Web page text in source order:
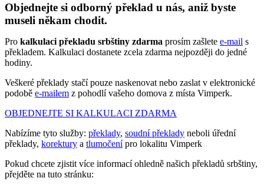
Objednejte si odborný překlad u nás, aniž byste
museli někam chodit.
Pro kalkulaci překladu srbštiny zdarma prosím zašlete e-mail s
překladem. Kalkulaci dostanete zcela zdarma nejpozději do jedné
hodiny.
Veškeré překlady stačí pouze naskenovat nebo zaslat v elektronické
podobě e-mailem z pohodlí vašeho domova z místa Vimperk.
OBJEDNEJTE SI KALKULACI ZDARMA
Nabízíme tyto služby: překlady, soudní překlady neboli úřední
překlady, korektury a tlumočenípro lokalitu Vimperk
Pokud chcete zjistit více informací ohledně našich překladů srbštiny,
přejděte na tuto stránku: